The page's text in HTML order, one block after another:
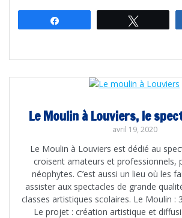
Le Moulin à Louviers, le
avril 19, 2020
Le Moulin à Louviers est dédié au
croisent amateurs et professionnels,
néophytes. C’est aussi un lieu où les
assister aux spectacles de grande
classes artistiques scolaires. Le Moulin :
Le projet : création artistique et